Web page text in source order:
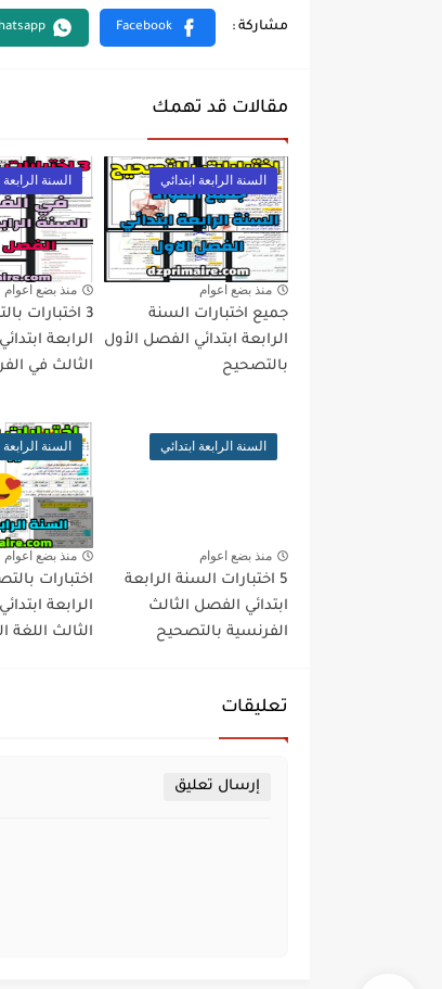
مقالات قد تهمك
السنة الرابعة ابتدائي
منذ بضع اعوام
جميع اختبارات السنة
الرابعة ابتدائي الفصل الأول
بالتصحيح
السنة الرابعة
منذ بضع اعوام
3 اختبارات
الرابعة
الثالث في
السنة الرابعة ابتدائي
منذ بضع اعوام
5 اختبارات السنة الرابعة
ابتدائي الفصل الثالث
الفرنسية بالتصحيح
السنة الرابعة
منذ بضع اعوام
اختبارات
الرابعة
الثالث اللغة
تعليقات
إرسال تعليق